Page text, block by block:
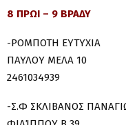
8 ΠΡΩΙ – 9 ΒΡΑΔΥ
-ΡΟΜΠΟΤΗ ΕΥΤΥΧΙΑ
ΠΑΥΛΟΥ ΜΕΛΑ 10
2461034939
-Σ.Φ ΣΚΛΙΒΑΝΟΣ